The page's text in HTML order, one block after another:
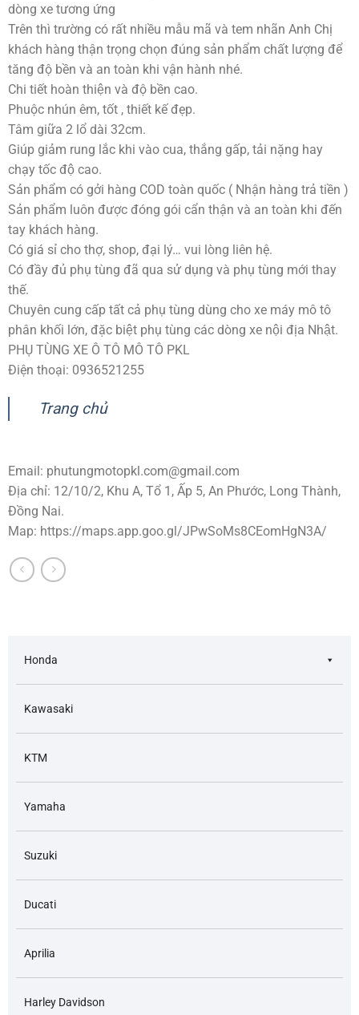
dòng xe tương ứng
Trên thì trường có rất nhiều mẫu mã và tem nhãn Anh Chị
khách hàng thận trọng chọn đúng sản phẩm chất lượng để
tăng độ bền và an toàn khi vận hành nhé.
Chi tiết hoàn thiện và độ bền cao.
Phuộc nhún êm, tốt , thiết kế đẹp.
Tâm giữa 2 lổ dài 32cm.
Giúp giảm rung lắc khi vào cua, thắng gấp, tải nặng hay
chạy tốc độ cao.
Sản phẩm có gởi hàng COD toàn quốc ( Nhận hàng trả tiền )
Sản phẩm luôn được đóng gói cẩn thận và an toàn khi đến
tay khách hàng.
Có giá sỉ cho thợ, shop, đại lý… vui lòng liên hệ.
Có đầy đủ phụ tùng đã qua sử dụng và phụ tùng mới thay
thế.
Chuyên cung cấp tất cả phụ tùng dùng cho xe máy mô tô
phân khối lớn, đặc biệt phụ tùng các dòng xe nội địa Nhật.
PHỤ TÙNG XE Ô TÔ MÔ TÔ PKL
Điện thoại: 0936521255
Trang chủ
Email: phutungmotopkl.com@gmail.com
Địa chỉ: 12/10/2, Khu A, Tổ 1, Ấp 5, An Phước, Long Thành,
Đồng Nai.
Map: https://maps.app.goo.gl/JPwSoMs8CEomHgN3A/
Honda
Kawasaki
KTM
Yamaha
Suzuki
Ducati
Aprilia
Harley Davidson